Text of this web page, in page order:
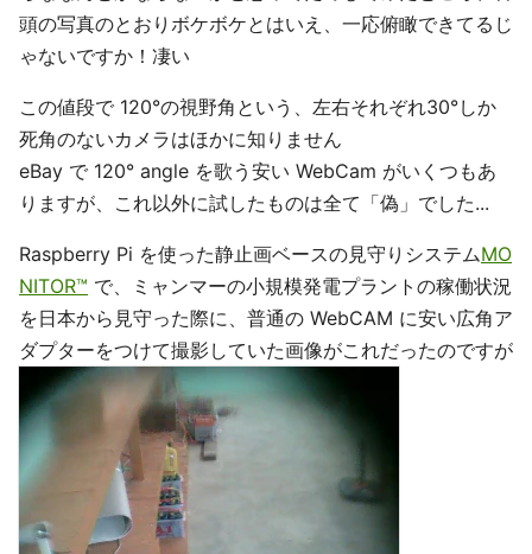
頭の写真のとおりボケボケとはいえ、一応俯瞰できてるじ
ゃないですか！凄い
この値段で 120°の視野角という、左右それぞれ30°しか
死角のないカメラはほかに知りません
eBay で 120° angle を歌う安い WebCam がいくつもあ
りますが、これ以外に試したものは全て「偽」でした...
Raspberry Pi を使った静止画ベースの見守りシステムMO
NITOR™ で、ミャンマーの小規模発電プラントの稼働状況
を日本から見守った際に、普通の WebCAM に安い広角ア
ダプターをつけて撮影していた画像がこれだったのですが